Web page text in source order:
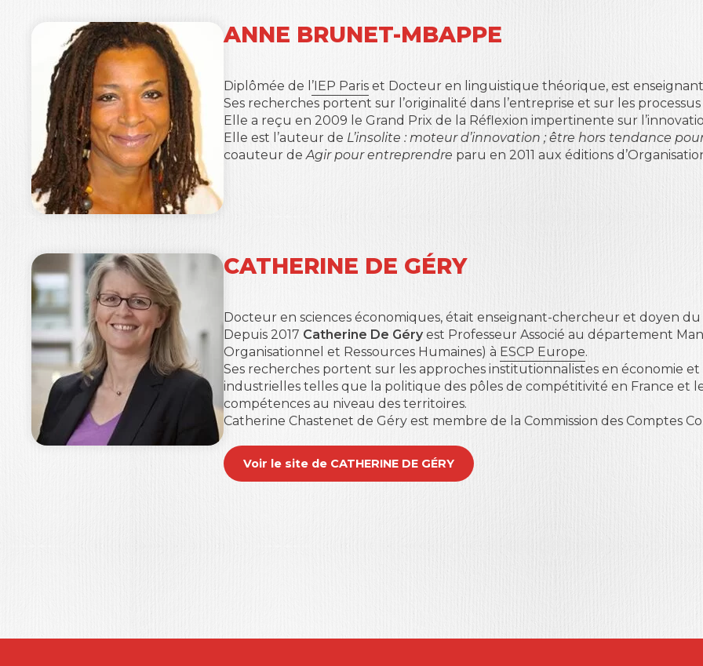
ANNE BRUNET-MBAPPE
Diplômée de l ’IEP Paris et Docteur en linguistique théorique, est
Ses recherches portent sur l’originalité dans l’entreprise et sur les
Elle a reçu en 2009 le Grand Prix de la Réflexion impertinente sur
Elle est l’auteur de L’insolite : moteur d’innovation ; être hors tendance
coauteur de Agir pour entreprendre paru en 2011 aux éditions
CATHERINE DE GÉRY
Docteur en sciences économiques, était enseignant-chercheur et doyen
Depuis 2017 Catherine De Géryest Professeur Associé au département
Organisationnel et Ressources Humaines) à ESCP Europe.
Ses recherches portent sur les approches institutionnalistes en économie
industrielles telles que la politique des pôles de compétitivité en France et
compétences au niveau des territoires.
Catherine Chastenet de Géry est membre de la Commission des Comptes
Voir le site de CATHERINE DE GÉRY